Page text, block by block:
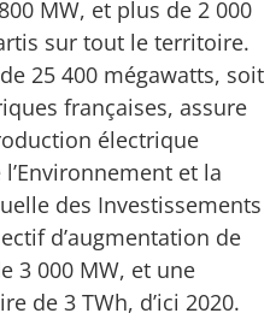
MW, et plus de 2 000
sur tout le territoire.
25 400 mégawatts, soit
françaises, assure
électrique
et la
des Investissements
d’augmentation de
3 000 MW, et une
de 3 TWh, d’ici 2020.